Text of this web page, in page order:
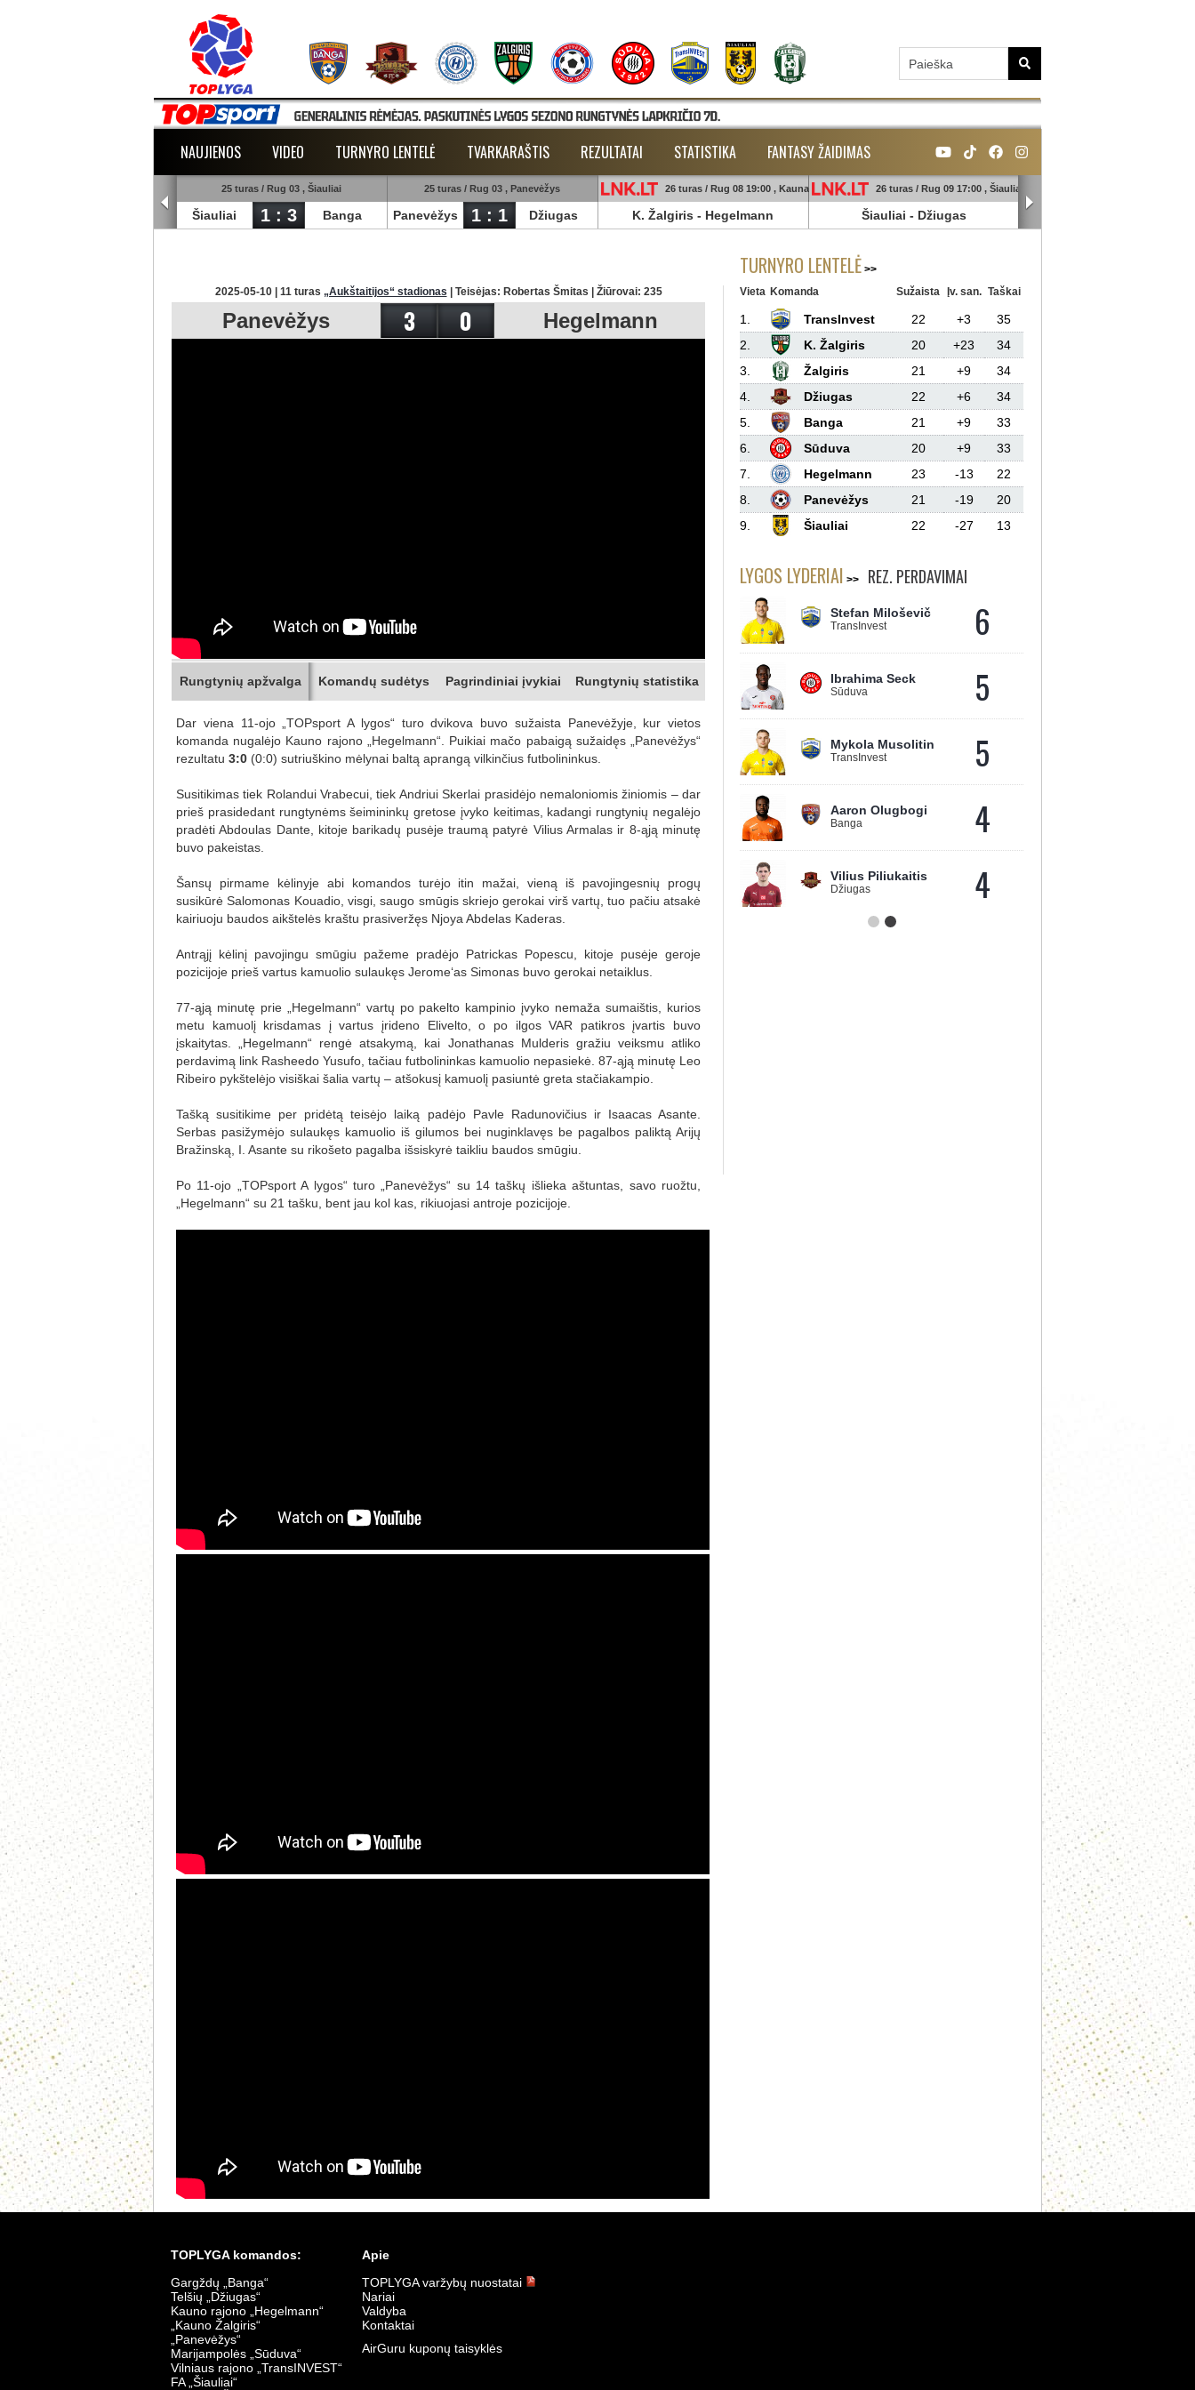
NAUJIENOS VIDEO TURNYRO LENTELĖ TVARKARAŠTIS REZULTATAI STATISTIKA FANTASY ŽAIDIMAS
25 turas / Rug 03 , Šiauliai
Šiauliai 1 : 3 Banga
25 turas / Rug 03 , Panevėžys
Panevėžys 1 : 1 Džiugas
26 turas / Rug 08 19:00 , Kaunas
K. Žalgiris - Hegelmann
26 turas / Rug 09 17:00 , Šiauliai
Šiauliai - Džiugas
2025-05-10 | 11 turas „Aukštaitijos“ stadionas | Teisėjas: Robertas Šmitas | Žiūrovai: 235
Panevėžys 3 0 Hegelmann
Rungtynių apžvalga Komandų sudėtys Pagrindiniai įvykiai Rungtynių statistika
Dar viena 11-ojo „TOPsport A lygos“ turo dvikova buvo sužaista Panevėžyje, kur vietos
komanda nugalėjo Kauno rajono „Hegelmann“. Puikiai mačo pabaigą sužaidęs „Panevėžys“
rezultatu 3:0 (0:0) sutriuškino mėlynai baltą aprangą vilkinčius futbolininkus.
Susitikimas tiek Rolandui Vrabecui, tiek Andriui Skerlai prasidėjo nemaloniomis žiniomis – dar
prieš prasidedant rungtynėms šeimininkų gretose įvyko keitimas, kadangi rungtynių negalėjo
pradėti Abdoulas Dante, kitoje barikadų pusėje traumą patyrė Vilius Armalas ir 8-ąją minutę
buvo pakeistas.
Šansų pirmame kėlinyje abi komandos turėjo itin mažai, vieną iš pavojingesnių progų
susikūrė Salomonas Kouadio, visgi, saugo smūgis skriejo gerokai virš vartų, tuo pačiu atsakė
kairiuoju baudos aikštelės kraštu prasiveržęs Njoya Abdelas Kaderas.
Antrąjį kėlinį pavojingu smūgiu pažeme pradėjo Patrickas Popescu, kitoje pusėje geroje
pozicijoje prieš vartus kamuolio sulaukęs Jerome‘as Simonas buvo gerokai netaiklus.
77-ąją minutę prie „Hegelmann“ vartų po pakelto kampinio įvyko nemaža sumaištis, kurios
metu kamuolį krisdamas į vartus įrideno Elivelto, o po ilgos VAR patikros įvartis buvo
įskaitytas. „Hegelmann“ rengė atsakymą, kai Jonathanas Mulderis gražiu veiksmu atliko
perdavimą link Rasheedo Yusufo, tačiau futbolininkas kamuolio nepasiekė. 87-ąją minutę Leo
Ribeiro pykštelėjo visiškai šalia vartų – atšokusį kamuolį pasiuntė greta stačiakampio.
Tašką susitikime per pridėtą teisėjo laiką padėjo Pavle Radunovičius ir Isaacas Asante.
Serbas pasižymėjo sulaukęs kamuolio iš gilumos bei nuginklavęs be pagalbos paliktą Arijų
Bražinską, I. Asante su rikošeto pagalba išsiskyrė taikliu baudos smūgiu.
Po 11-ojo „TOPsport A lygos“ turo „Panevėžys“ su 14 taškų išlieka aštuntas, savo ruožtu,
„Hegelmann“ su 21 tašku, bent jau kol kas, rikiuojasi antroje pozicijoje.
TURNYRO LENTELĖ
Vieta Komanda Sužaista Įv. san. Taškai
1. TransInvest 22 +3
35
2.
K. Žalgiris 20 +23
34
3.
Žalgiris 21 +9
34
4.
Džiugas 22 +6
34
5.
Banga 21 +9
33
6.
Sūduva 20 +9
33
7.
Hegelmann 23 -13
22
8.
Panevėžys 21 -19
20
9.
Šiauliai 22 -27 13
LYGOS LYDERIAI REZ. PERDAVIMAI
Stefan Miloševič
TransInvest 6
Ibrahima Seck
Sūduva 5
Mykola Musolitin
TransInvest 5
Aaron Olugbogi
Banga 4
Vilius Piliukaitis
Džiugas 4
TOPLYGA komandos:
Gargždų „Banga“
Telšių „Džiugas“
Kauno rajono „Hegelmann“
„Kauno Žalgiris“
„Panevėžys“
Marijampolės „Sūduva“
Vilniaus rajono „TransINVEST“
FA „Šiauliai“
Apie
TOPLYGA varžybų nuostatai
Nariai
Valdyba
Kontaktai
AirGuru kuponų taisyklės